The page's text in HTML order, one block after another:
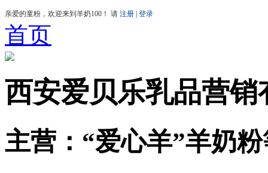
首页
西安爱贝乐乳品营销
主营：“爱心羊”羊奶